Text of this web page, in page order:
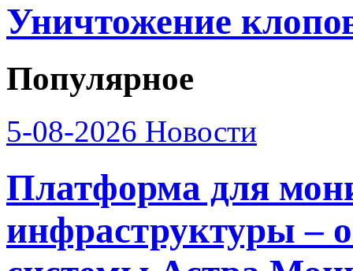
Уничтожение
Популярное
5-08-2026 Новости
Платформа для
инфраструктуры –